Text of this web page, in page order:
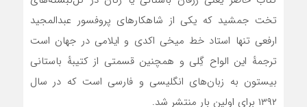
تخت جمشید که یکی از شاهکار‌های پروفسور عبدالمجید
ارفعی تنها استاد خط میخی اکدی و ایلامی در جهان است
ترجمهٔ این الواح گِلی و همچنین قسمتی از کتیبهٔ باستانی
بیستون به زبان‌های انگلیسی و فارسی است که در سال
۱۳۹۲ برای اولین بار منتشر شد.